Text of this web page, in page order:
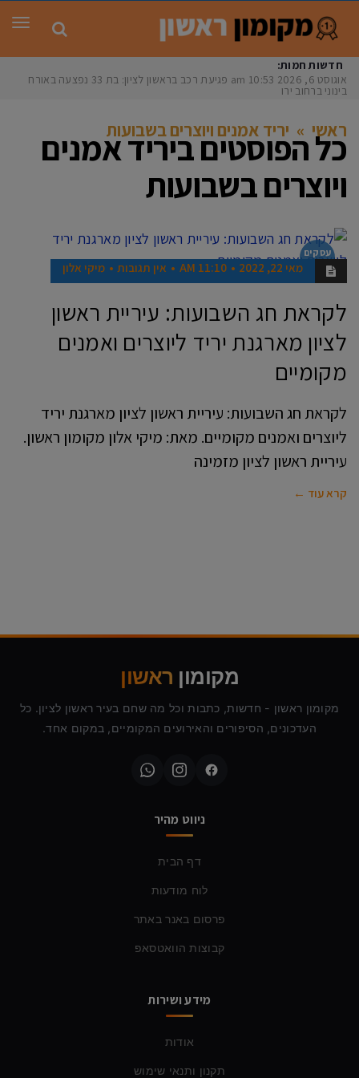
חדשות חמות:
אוגוסט 6, 2026
10:53 am פגיעת רכב בראשון לציון: בת 33 נפצעה באורח
בינוני ברחוב ירושל
ראשי » יריד אמנים ויוצרים בשבועות
כל הפוסטים ביריד אמנים
ויוצרים בשבועות
עסקים
בראשון מאי 22, 2022 11:10 AM אין תגובות מיקי אלון
לקראת חג השבועות: עיריית ראשון
לציון מארגנת יריד ליוצרים ואמנים
מקומיים
לקראת חג השבועות: עיריית ראשון לציון מארגנת יריד
ליוצרים ואמנים מקומיים. מאת: מיקי אלון מקומון ראשון.
עיריית ראשון לציון מזמינה
קרא עוד ←
מקומון ראשון
מקומון ראשון - חדשות, כתבות וכל מה שחם בעיר ראשון לציון. כל
העדכונים, הסיפורים והאירועים המקומיים, במקום אחד.
ניווט מהיר
דף הבית
לוח מודעות
פרסום באנר באתר
קבוצות הוואטסאפ
מידע ושירות
אודות
תקנון ותנאי שימוש